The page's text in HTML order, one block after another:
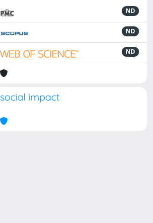
ND
ND
ND
social impact